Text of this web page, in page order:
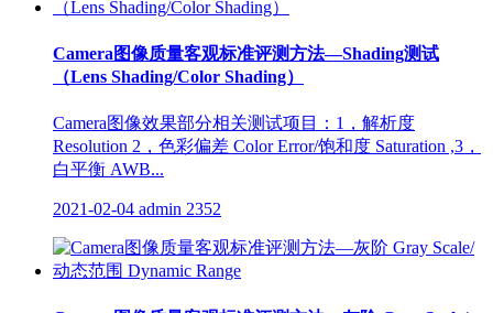
Camera图像质量客观标准评测方法—Shading测试
（Lens Shading/Color Shading）
Camera图像效果部分相关测试项目：1，解析度
Resolution 2，色彩偏差 Color Error/饱和度 Saturation ,3，
白平衡 AWB...
2021-02-04 admin 2352